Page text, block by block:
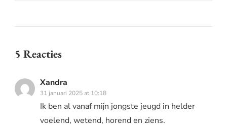
5 Reacties
Xandra
31 januari 2025 at 10:18
Ik ben al vanaf mijn jongste jeugd in helder
voelend, wetend, horend en ziens.